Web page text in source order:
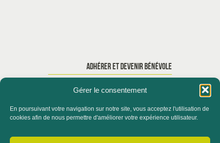
Gérer le consentement
En poursuivant votre navigation sur notre site, vous acceptez l'utilisation de
cookies afin de nous permettre d'améliorer votre expérience utilisateur.
ADHÉRER ET DEVENIR BÉNÉVOLE
ACCUEIL
QUI SOMMES-NOUS ?